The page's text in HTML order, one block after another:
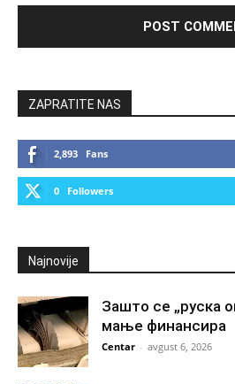
ZAPRATITE NAS
2,893 Fans
0 Followers
Najnovije
Зашто се „руска
мање финансира
Centar - avgust 6, 2026